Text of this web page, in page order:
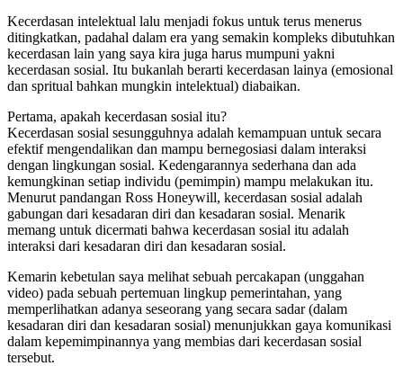
Kecerdasan intelektual lalu menjadi fokus untuk terus menerus
ditingkatkan, padahal dalam era yang semakin kompleks dibutuhkan
kecerdasan lain yang saya kira juga harus mumpuni yakni
kecerdasan sosial. Itu bukanlah berarti kecerdasan lainya (emosional
dan spritual bahkan mungkin intelektual) diabaikan.
Pertama, apakah kecerdasan sosial itu?
Kecerdasan sosial sesungguhnya adalah kemampuan untuk secara
efektif mengendalikan dan mampu bernegosiasi dalam interaksi
dengan lingkungan sosial. Kedengarannya sederhana dan ada
kemungkinan setiap individu (pemimpin) mampu melakukan itu.
Menurut pandangan Ross Honeywill, kecerdasan sosial adalah
gabungan dari kesadaran diri dan kesadaran sosial. Menarik
memang untuk dicermati bahwa kecerdasan sosial itu adalah
interaksi dari kesadaran diri dan kesadaran sosial.
Kemarin kebetulan saya melihat sebuah percakapan (unggahan
video) pada sebuah pertemuan lingkup pemerintahan, yang
memperlihatkan adanya seseorang yang secara sadar (dalam
kesadaran diri dan kesadaran sosial) menunjukkan gaya komunikasi
dalam kepemimpinannya yang membias dari kecerdasan sosial
tersebut.